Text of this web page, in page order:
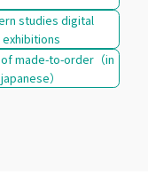
studies digital
exhibitions
of made-to-order（in
japanese）